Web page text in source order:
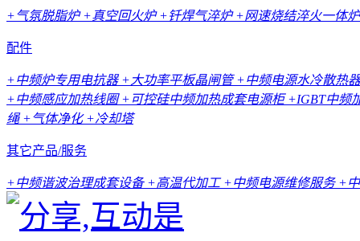
+气氛脱脂炉+真空回火炉+钎焊气淬炉+网速烧结淬火一体炉
配件
+中频炉专用电抗器 +大功率平板晶闸管+中频电源水冷散热
+中频感应加热线圈+可控硅中频加热成套电源柜+IGBT中频
绳 +气体净化+冷却塔
其它产品/服务
+中频谐波治理成套设备 +高温代加工+中频电源维修服务 +